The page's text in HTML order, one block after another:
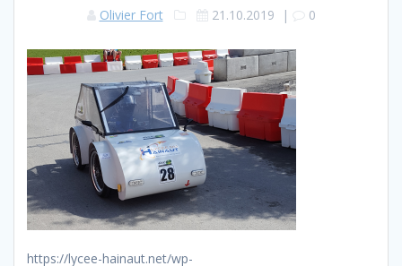
Olivier Fort 21.10.2019 | 0
https://lycee-hainaut.net/wp-